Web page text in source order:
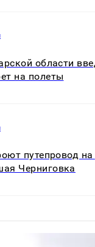
области
на полеты
путепровод
Черниговка